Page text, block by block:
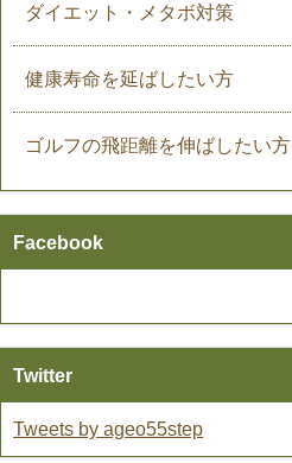
ダイエット・メタボ対策
健康寿命を延ばしたい方
ゴルフの飛距離を伸ばしたい方
Facebook
Twitter
Tweets by ageo55step